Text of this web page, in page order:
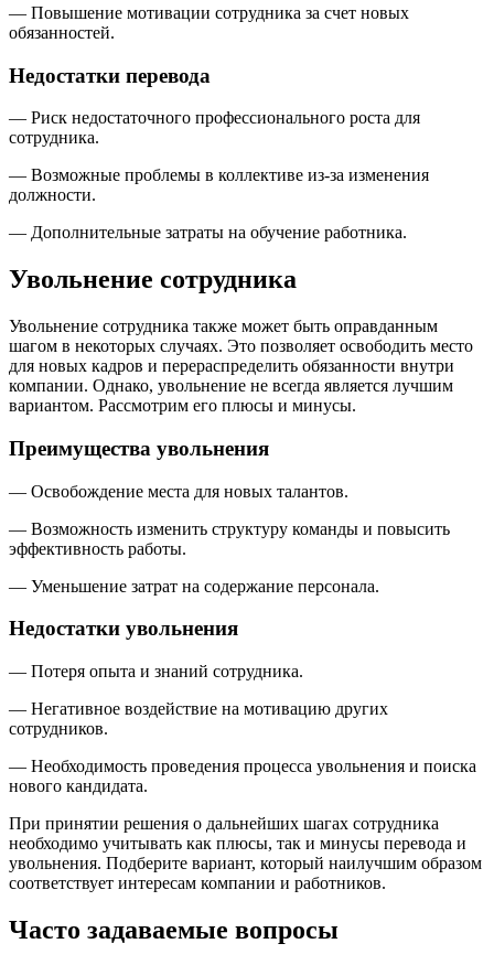
— Повышение мотивации сотрудника за счет новых
обязанностей.
Недостатки перевода
— Риск недостаточного профессионального роста для
сотрудника.
— Возможные проблемы в коллективе из-за изменения
должности.
— Дополнительные затраты на обучение работника.
Увольнение сотрудника
Увольнение сотрудника также может быть оправданным
шагом в некоторых случаях. Это позволяет освободить место
для новых кадров и перераспределить обязанности внутри
компании. Однако, увольнение не всегда является лучшим
вариантом. Рассмотрим его плюсы и минусы.
Преимущества увольнения
— Освобождение места для новых талантов.
— Возможность изменить структуру команды и повысить
эффективность работы.
— Уменьшение затрат на содержание персонала.
Недостатки увольнения
— Потеря опыта и знаний сотрудника.
— Негативное воздействие на мотивацию других
сотрудников.
— Необходимость проведения процесса увольнения и поиска
нового кандидата.
При принятии решения о дальнейших шагах сотрудника
необходимо учитывать как плюсы, так и минусы перевода и
увольнения. Подберите вариант, который наилучшим образом
соответствует интересам компании и работников.
Часто задаваемые вопросы